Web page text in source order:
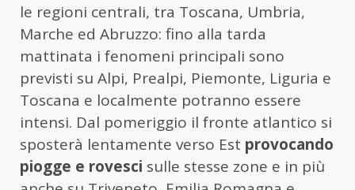
le regioni centrali, tra Toscana, Umbria,
Marche ed Abruzzo: fino alla tarda
mattinata i fenomeni principali sono
previsti su Alpi, Prealpi, Piemonte, Liguria e
Toscana e localmente potranno essere
intensi. Dal pomeriggio il fronte atlantico si
sposterà lentamente verso Est provocando
piogge e rovesci sulle stesse zone e in più